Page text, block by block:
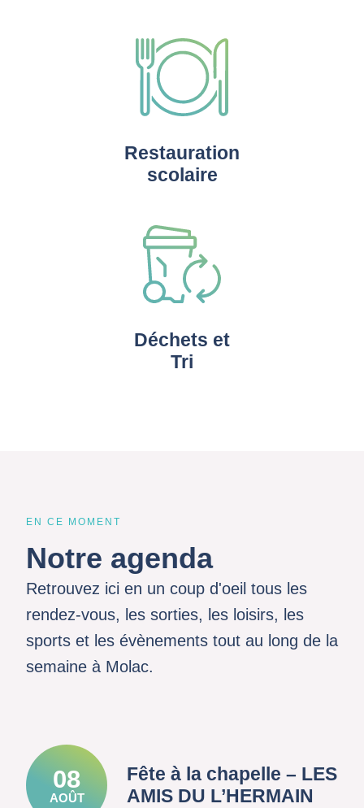
Restauration
scolaire
Déchets et
Tri
EN CE MOMENT
Notre agenda
Retrouvez ici en un coup d'oeil tous les
rendez-vous, les sorties, les loisirs, les
sports et les évènements tout au long de la
semaine à Molac.
08
AOÛT
Fête à la chapelle – LES
AMIS DU L’HERMAIN